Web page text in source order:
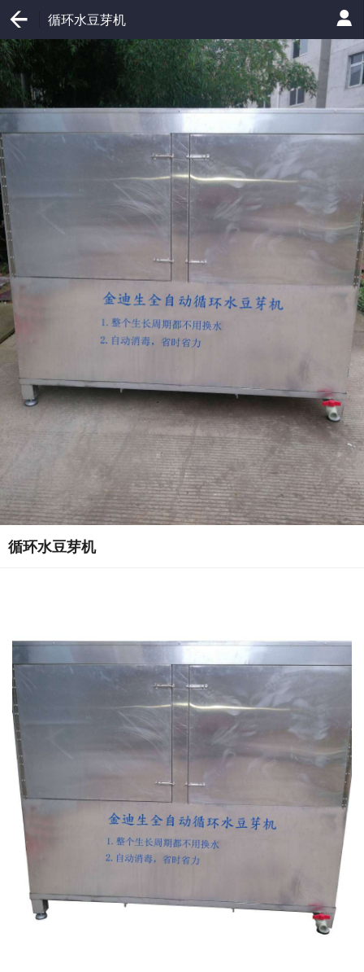
循环水豆芽机
循环水豆芽机